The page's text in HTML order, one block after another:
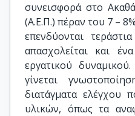
συνεισφορά στο
(Α.Ε.Π.) πέραν του 7 –
επενδύονται
απασχολείται και
εργατικού
γίνεται
διατάγματα ελέγχου
υλικών, όπως τα